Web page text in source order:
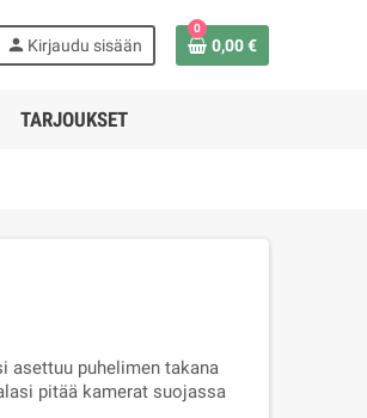
person Kirjaudu sisään
0
0,00 €
TARJOUKSET
asettuu puhelimen takana
pitää kamerat suojassa